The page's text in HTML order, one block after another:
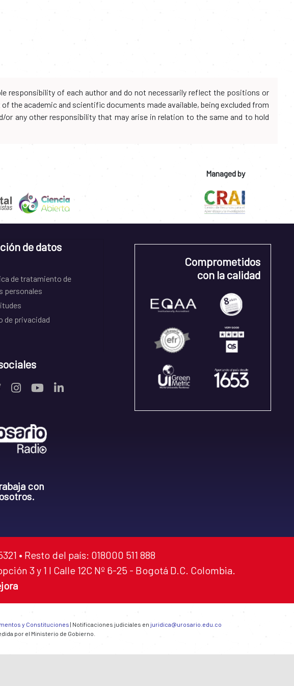
responsibility of each author and do not necessarily reflect the positions or
the academic and scientific documents made available, being excluded from
any other responsibility that may arise in relation to the same and to hold
Managed by
de datos
de tratamiento de
personales
de privacidad
con
Comprometidos
con la calidad
• Resto del país: 018000 511 888
3 y 1 I Calle 12C Nº 6-25 - Bogotá D.C. Colombia.
y Constituciones | Notificaciones judiciales en juridica@urosario.edu.co
por el Ministerio de Gobierno.